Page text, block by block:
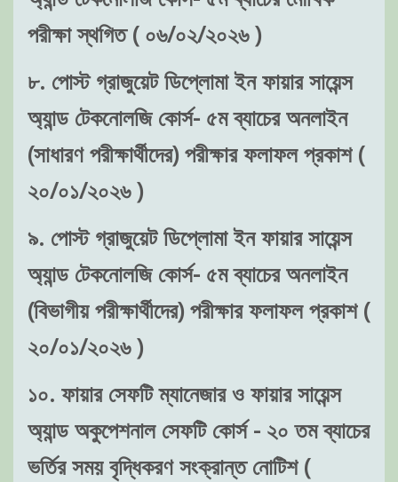
পরীক্ষা স্থগিত ( ০৬/০২/২০২৬ )
৮. পোস্ট গ্রাজুয়েট ডিপ্লোমা ইন ফায়ার সায়েন্স
অ্যান্ড টেকনোলজি কোর্স- ৫ম ব্যাচের অনলাইন
(সাধারণ পরীক্ষার্থীদের) পরীক্ষার ফলাফল প্রকাশ (
২০/০১/২০২৬ )
৯. পোস্ট গ্রাজুয়েট ডিপ্লোমা ইন ফায়ার সায়েন্স
অ্যান্ড টেকনোলজি কোর্স- ৫ম ব্যাচের অনলাইন
(বিভাগীয় পরীক্ষার্থীদের) পরীক্ষার ফলাফল প্রকাশ (
২০/০১/২০২৬ )
১০. ফায়ার সেফটি ম্যানেজার ও ফায়ার সায়েন্স
অ্যান্ড অকুপেশনাল সেফটি কোর্স - ২০ তম ব্যাচের
ভর্তির সময় বৃদ্ধিকরণ সংক্রান্ত নোটিশ (